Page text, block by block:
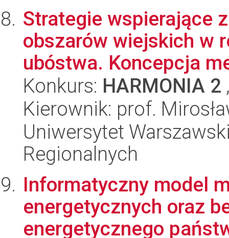
Strategie wspierające
obszarów wiejskich w
ubóstwa. Koncepcja
Konkurs: HARMONIA 2
Kierownik: prof.
Uniwersytet
Regionalnych
Informatyczny model
energetycznych oraz
energetycznego